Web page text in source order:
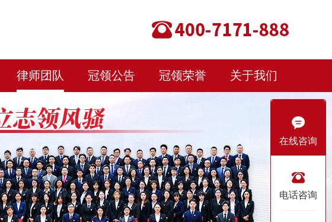
律师团队 冠领公告 冠领荣誉 关于我们
在线咨询
电话咨询